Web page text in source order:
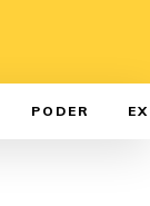
PODER